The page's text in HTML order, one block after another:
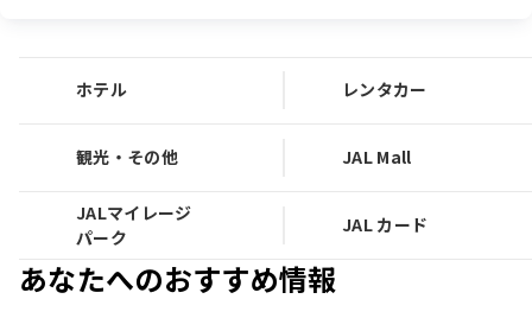
ホテル レンタカー
観光・その他 JAL Mall
JALマイレージ
パーク
JAL カード
あなたへのおすすめ情報